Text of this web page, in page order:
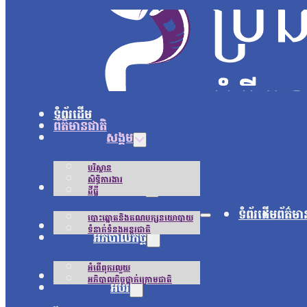
ទំព័រដើម
ព័ត៌មានជាតិ
សង្គម
បរិស្ថាន
សិទ្ធិការងារ
ដីធ្លីនយោបាយ
បោះឆ្នោតនិងគណបក្សនយោបាយ
ទំនាក់ទំនងអន្តរជាតិ
អន្តរជាតិ
អភិបាលកិច្ច
អំពើពុករលួយ
អភិបាលកិច្ចថ្នាក់ក្រោមជាតិ
ជីវិតប្រចាំថ្ងៃ
អប់រំ
ទំព័រដើមព័ត៌ម